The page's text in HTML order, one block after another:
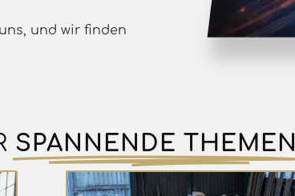
und wir finden
SPANNENDE THEMEN